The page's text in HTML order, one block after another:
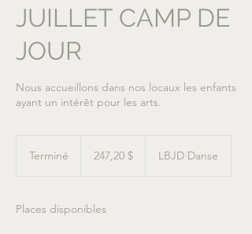
JUILLET CAMP DE
JOUR
Nous accueillons dans nos locaux les enfants
ayant un intérêt pour les arts.
Terminé
i
247,20 $ LBJD Danse
Places disponibles